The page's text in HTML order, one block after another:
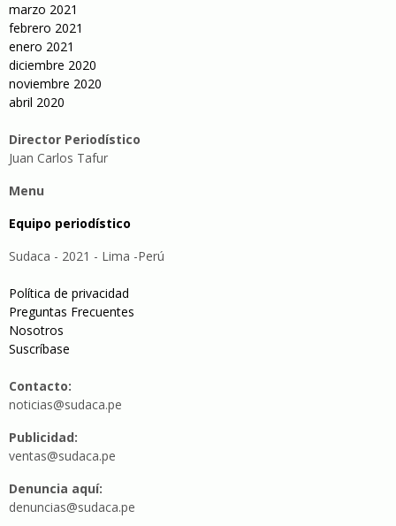
marzo 2021
febrero 2021
enero 2021
diciembre 2020
noviembre 2020
abril 2020
Director Periodístico
Juan Carlos Tafur
Menu
Equipo periodístico
Sudaca - 2021 - Lima -Perú
Política de privacidad
Preguntas Frecuentes
Nosotros
Suscríbase
Contacto:
noticias@sudaca.pe
Publicidad:
ventas@sudaca.pe
Denuncia aquí:
denuncias@sudaca.pe